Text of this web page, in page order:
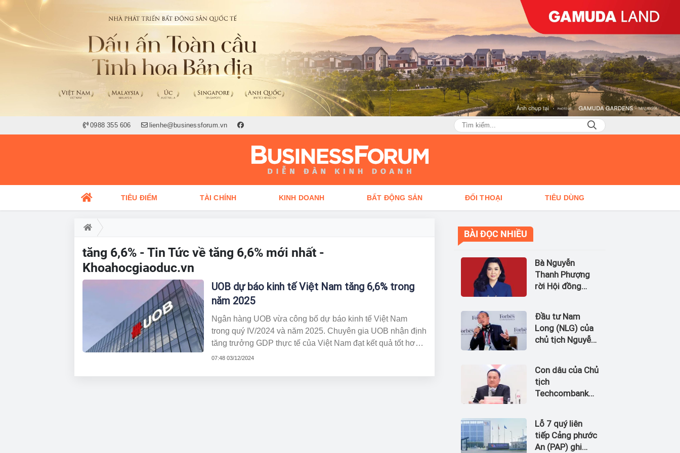
0988 355 606 lienhe@businessforum.vn
TIÊU ĐIỂM TÀI CHÍNH KINH DOANH BẤT ĐỘNG SẢN ĐỐI THOẠI TIÊU DÙNG
tăng 6,6% - Tin Tức về tăng 6,6% mới nhất -
Khoahocgiaoduc.vn
UOB dự báo kinh tế Việt Nam tăng 6,6% trong
năm 2025
Ngân hàng UOB vừa công bố dự báo kinh tế Việt Nam
trong quý IV/2024 và năm 2025. Chuyên gia UOB nhận định
tăng trưởng GDP thực tế của Việt Nam đạt kết quả tốt hơn
dự kiến trong quý III, tăng mạnh 7,4% so với cùng kỳ năm
07:48 03/12/2024
BÀI ĐỌC NHIỀU
Bà Nguyễn
Thanh Phượng
rời Hội đồng
hàng Bản Việt
(BVBank)
Đầu tư Nam
Long (NLG) của
chủ tịch Nguyễn
kiến bán quỹ đất
tại dự án
Waterpoint,
Izumi City
Con dâu của Chủ
tịch
Techcombank
làm Chủ tịch
Hãng Hàng
không Hải Âu
Lỗ 7 quý liên
tiếp Cảng phước
An (PAP) ghi